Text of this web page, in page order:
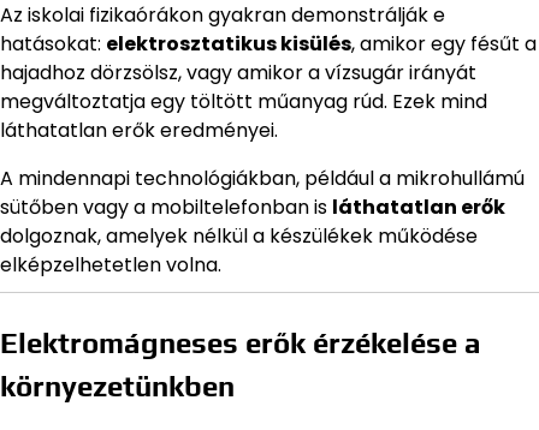
Az iskolai fizikaórákon gyakran demonstrálják e
hatásokat: elektrosztatikus kisülés, amikor egy fésűt a
hajadhoz dörzsölsz, vagy amikor a vízsugár irányát
megváltoztatja egy töltött műanyag rúd. Ezek mind
láthatatlan erők eredményei.
A mindennapi technológiákban, például a mikrohullámú
sütőben vagy a mobiltelefonban is láthatatlan erők
dolgoznak, amelyek nélkül a készülékek működése
elképzelhetetlen volna.
Elektromágneses erők érzékelése a
környezetünkben